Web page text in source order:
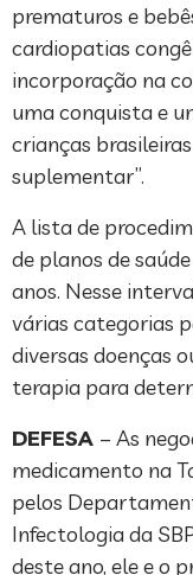
prematuros e
cardiopatias
incorporação na
uma conquista e
crianças
suplementar”.
A lista de
de planos de
anos. Nesse
várias categorias
diversas doenças
terapia para
DEFESA – As
medicamento na
pelos
Infectologia da
deste ano, ele e o